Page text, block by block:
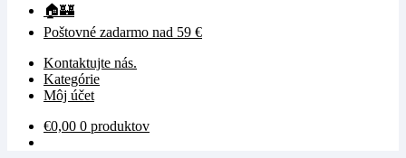
🏠🏰
Poštovné zadarmo nad 59 €
Kontaktujte nás.
Kategórie
Môj účet
€0,00 0 produktov